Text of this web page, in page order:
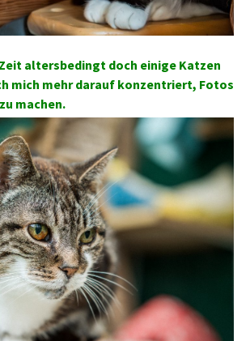
altersbedingt doch einige Katzen
mich mehr darauf konzentriert, Fotos
machen.